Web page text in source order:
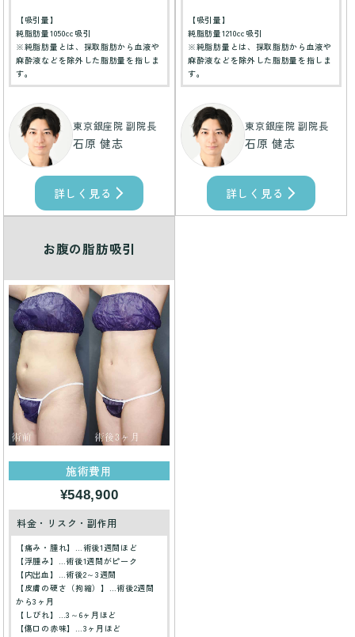
【吸引量】
純脂肪量1050cc吸引
※純脂肪量とは、採取脂肪から血液や
麻酔液などを除外した脂肪量を指しま
す。
東京銀座院 副院長
石原 健志
詳しく見る
【吸引量】
純脂肪量1210cc吸引
※純脂肪量とは、採取脂肪から血液や
麻酔液などを除外した脂肪量を指しま
す。
東京銀座院 副院長
石原 健志
詳しく見る
お腹の脂肪吸引
施術費用
¥548,900
料金・リスク・副作用
【痛み・腫れ】…術後1週間ほど
【浮腫み】…術後1週間がピーク
【内出血】…術後2～3週間
【皮膚の硬さ（拘縮）】…術後2週間
から3ヶ月
【しびれ】…3～6ヶ月ほど
【傷口の赤味】…3ヶ月ほど